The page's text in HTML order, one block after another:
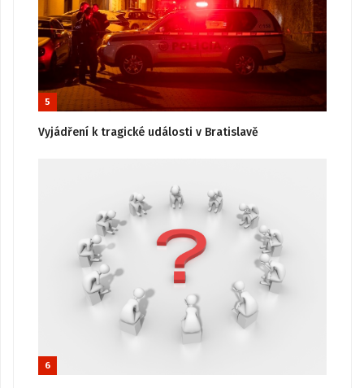
5
Vyjádření k tragické události v Bratislavě
6